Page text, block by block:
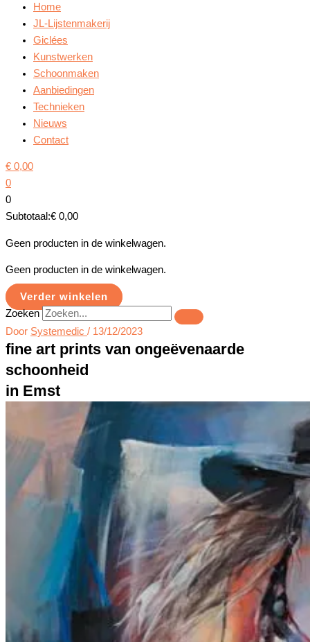
Home
JL-Lijstenmakerij
Giclées
Kunstwerken
Schoonmaken
Aanbiedingen
Technieken
Nieuws
Contact
€ 0,00
0
0
Subtotaal:€ 0,00
Geen producten in de winkelwagen.
Geen producten in de winkelwagen.
Verder winkelen
Zoeken
Door Systemedic / 13/12/2023
fine art prints van ongeëvenaarde
schoonheid
in Emst